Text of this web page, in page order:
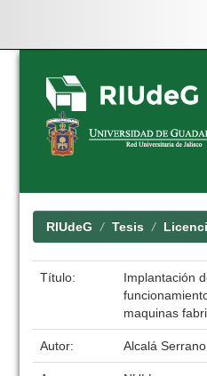
Skip
navigation
RIUdeG Tesis
Título:
Implantación
maquinas
Autor: Alcalá